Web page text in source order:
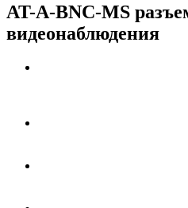
AT-A-BNC-MS
видеонаблюдения